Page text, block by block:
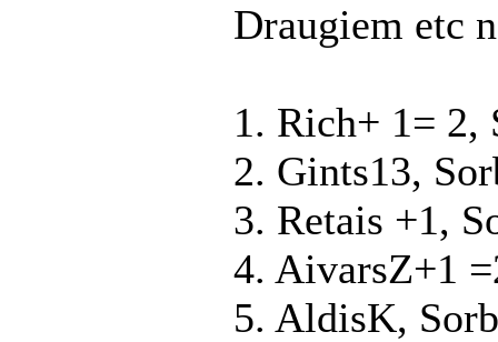
Draugiem etc
1. Rich+ 1= 2,
2. Gints13,
3. Retais +1,
4. AivarsZ+1
5. AldisK,